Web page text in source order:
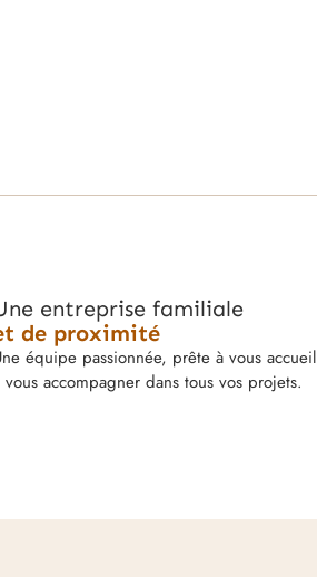
entreprise familiale
de proximité
équipe passionnée, prête à vous
vous accompagner dans tous vos projets.